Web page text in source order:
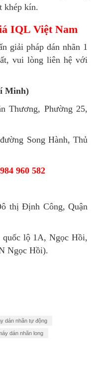
khép kín.
IQL Việt Nam
giải pháp dán nhãn 1
vui lòng liên hệ với
Minh)
Thương, Phường 25,
Song Hành, Thủ
960 582
thị Định Công, Quận
quốc lộ 1A, Ngọc Hồi,
Ngọc Hồi).
dán nhãn tự động
dán nhãn long